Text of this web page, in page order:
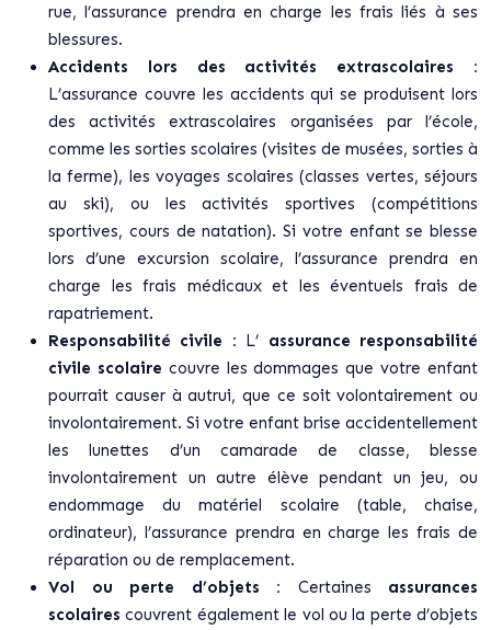
rue, l’assurance prendra en charge les frais liés à ses
blessures.
Accidents lors des activités extrascolaires :
L’assurance couvre les accidents qui se produisent lors
des activités extrascolaires organisées par l’école,
comme les sorties scolaires (visites de musées, sorties à
la ferme), les voyages scolaires (classes vertes, séjours
au ski), ou les activités sportives (compétitions
sportives, cours de natation). Si votre enfant se blesse
lors d’une excursion scolaire, l’assurance prendra en
charge les frais médicaux et les éventuels frais de
rapatriement.
Responsabilité civile : L’ assurance responsabilité
civile scolaire couvre les dommages que votre enfant
pourrait causer à autrui, que ce soit volontairement ou
involontairement. Si votre enfant brise accidentellement
les lunettes d’un camarade de classe, blesse
involontairement un autre élève pendant un jeu, ou
endommage du matériel scolaire (table, chaise,
ordinateur), l’assurance prendra en charge les frais de
réparation ou de remplacement.
Vol ou perte d’objets : Certaines assurances
scolairescouvrent également le vol ou la perte d’objets